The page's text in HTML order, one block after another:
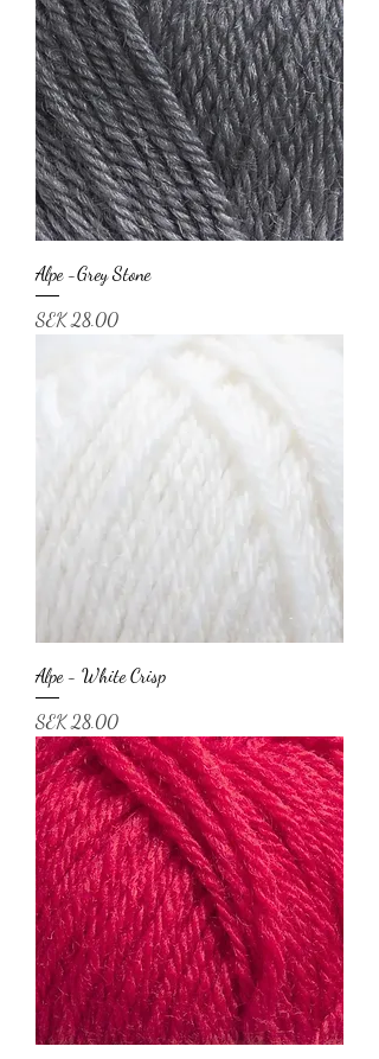
Alpe -Grey Stone
Price
SEK 28.00
Alpe - White Crisp
Price
SEK 28.00